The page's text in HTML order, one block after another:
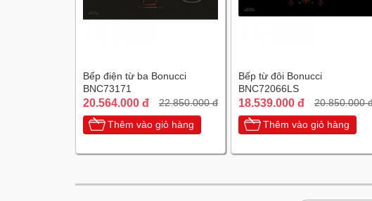
Bếp điện từ ba Bonucci
BNC73171
20.564.000 đ 22.850.000 đ
Thêm vào giỏ hàng
Bếp từ đôi Bonucci
BNC72066LS
18.539.000 đ 20.850.000
Thêm vào giỏ hàng